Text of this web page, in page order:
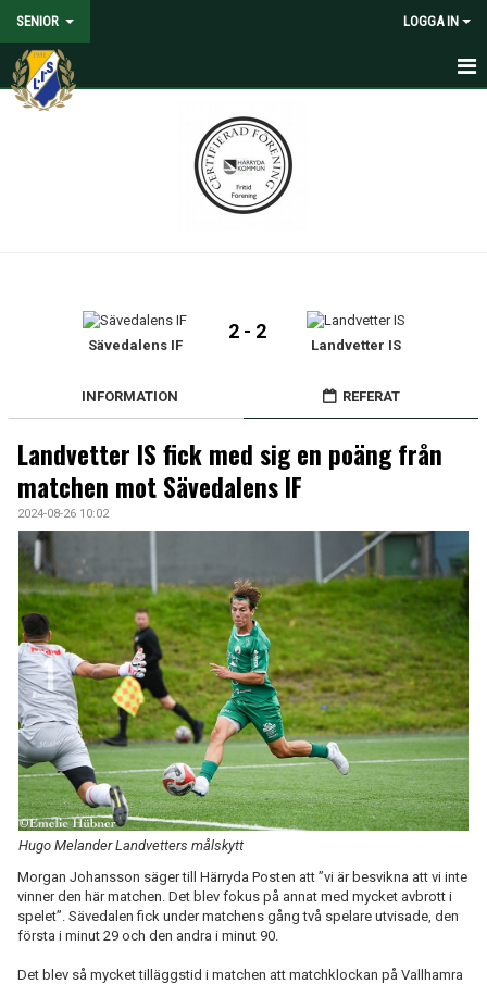
SENIOR LOGGA IN
HEM
DOKUMENT
Sävedalens IF
2 - 2
Landvetter IS
INFORMATION REFERAT
Landvetter IS fick med sig en poäng från
matchen mot Sävedalens IF
2024-08-26 10:02
Hugo Melander Landvetters målskytt
Morgan Johansson säger till Härryda Posten att ”vi är besvikna att vi inte
vinner den här matchen. Det blev fokus på annat med mycket avbrott i
spelet”. Sävedalen fick under matchens gång två spelare utvisade, den
första i minut 29 och den andra i minut 90.
Det blev så mycket tilläggstid i matchen att matchklockan på Vallhamra